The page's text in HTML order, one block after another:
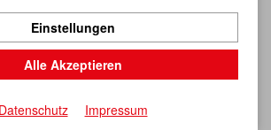
mit Kordelzug 53 x
Einstellungen
Alle Akzeptieren
Datenschutz Impressum